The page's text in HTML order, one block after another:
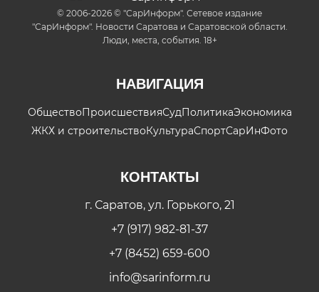
© 2006-2026 © "СарИнформ". Сетевое издание
"СарИнформ". Новости Саратова и Саратовской области.
Люди, места, события. 18+
НАВИГАЦИЯ
ОбществоПроисшествияСудПолитикаЭкономика
ЖКХ и строительствоКультураСпортСарИнФото
КОНТАКТЫ
г. Саратов, ул. Горького, 21
+7 (917) 982-81-37
+7 (8452) 659-600
info@sarinform.ru